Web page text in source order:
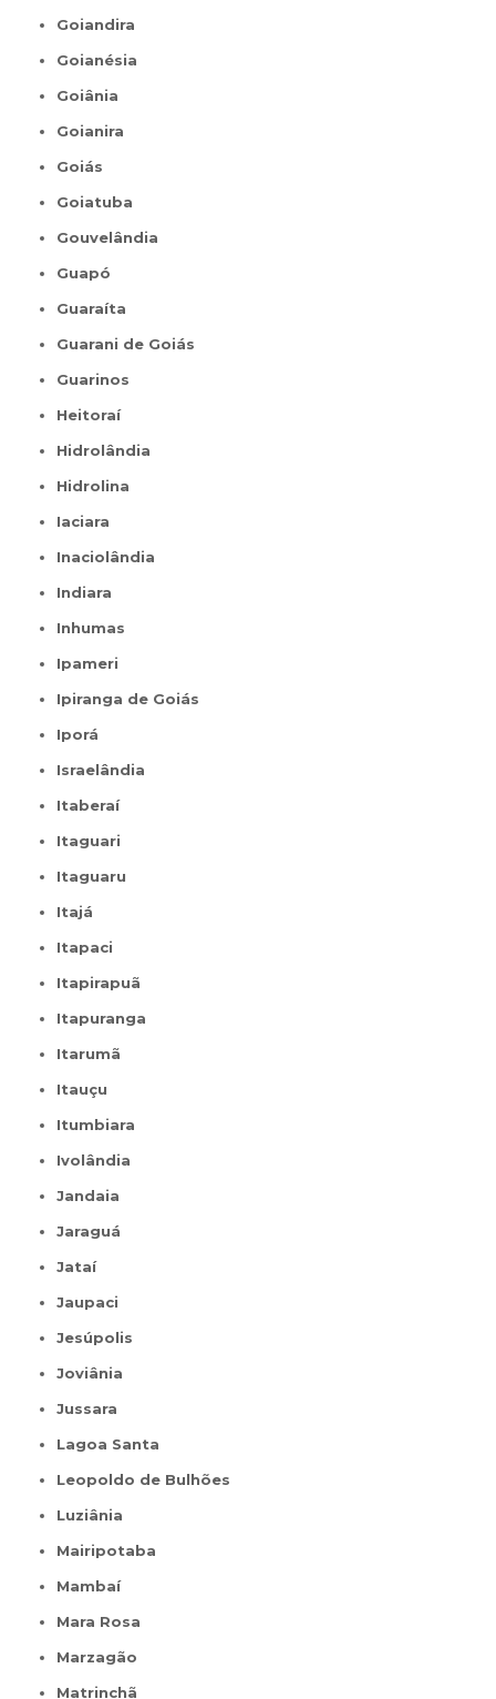
Goiandira
Goianésia
Goiânia
Goianira
Goiás
Goiatuba
Gouvelândia
Guapó
Guaraíta
Guarani de Goiás
Guarinos
Heitoraí
Hidrolândia
Hidrolina
Iaciara
Inaciolândia
Indiara
Inhumas
Ipameri
Ipiranga de Goiás
Iporá
Israelândia
Itaberaí
Itaguari
Itaguaru
Itajá
Itapaci
Itapirapuã
Itapuranga
Itarumã
Itauçu
Itumbiara
Ivolândia
Jandaia
Jaraguá
Jataí
Jaupaci
Jesúpolis
Joviânia
Jussara
Lagoa Santa
Leopoldo de Bulhões
Luziânia
Mairipotaba
Mambaí
Mara Rosa
Marzagão
Matrinchã